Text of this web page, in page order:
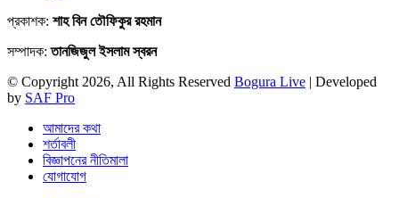
প্রকাশক: শাহ বিন তৌফিকুর রহমান
সম্পাদক:তানজিজুল ইসলাম স্বরন
© Copyright 2026, All Rights Reserved Bogura Live | Developed
by SAF Pro
আমাদের কথা
শর্তাবলী
বিজ্ঞাপনের নীতিমালা
যোগাযোগ